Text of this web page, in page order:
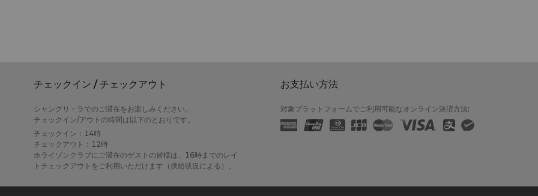
チェックイン / チェックアウト
シャングリ・ラでのご滞在をお楽しみください。
チェックイン/アウトの時間は以下のとおりです。
チェックイン：14時
チェックアウト：12時
ホライゾンクラブにご滞在のゲストの皆様は、16時までのレイ
トチェックアウトをご利用いただけます（供給状況による）。
お支払い方法
対象プラットフォームでご利用可能なオンライン決済方法: